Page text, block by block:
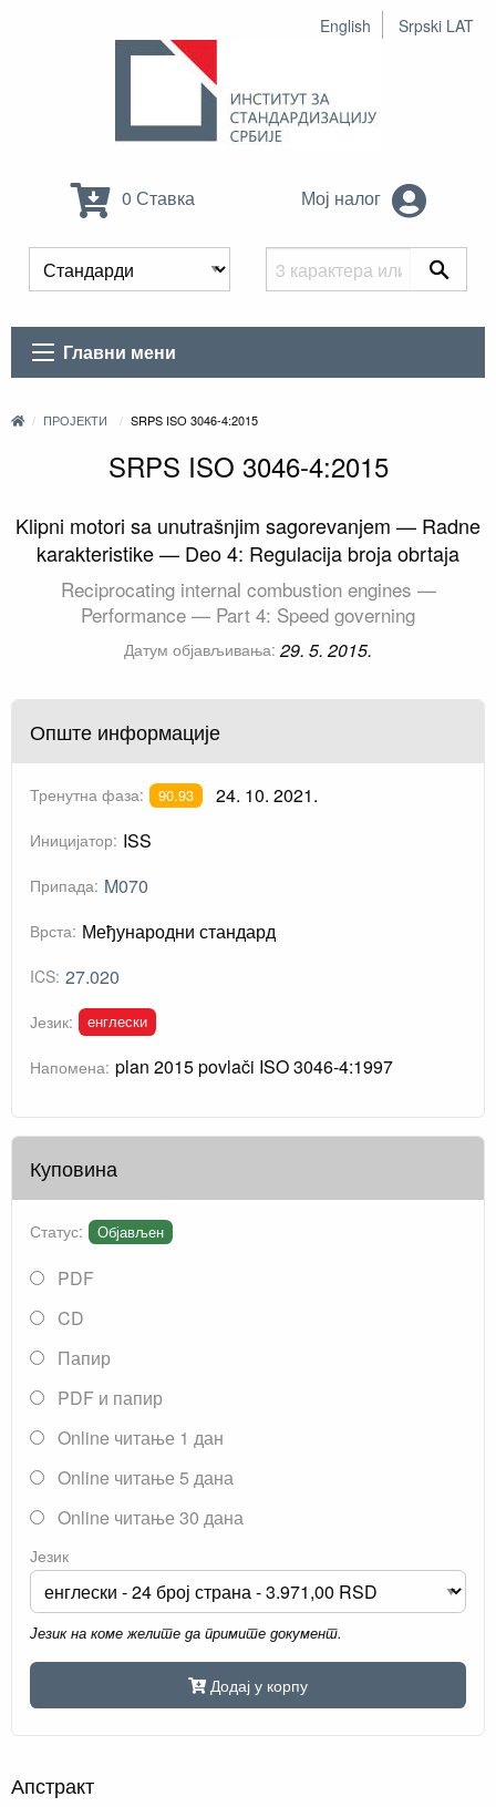
English Srpski LAT
0 Ставка Мој налог
Главни мени
ПРОЈЕКТИ SRPS ISO 3046-4:2015
SRPS ISO 3046-4:2015
Klipni motori sa unutrašnjim sagorevanjem — Radne
karakteristike — Deo 4: Regulacija broja obrtaja
Reciprocating internal combustion engines —
Performance — Part 4: Speed governing
Датум објављивања: 29. 5. 2015.
Опште информације
Тренутна фаза: 90.93 24. 10. 2021.
Иницијатор: ISS
Припада: M070
Врста: Међународни стандард
ICS: 27.020
Језик: енглески
Напомена: plan 2015 povlači ISO 3046-4:1997
Куповина
Статус: Објављен
PDF
CD
Папир
PDF и папир
Online читање 1 дан
Online читање 5 дана
Online читање 30 дана
Језик
Језик на коме желите да примите документ.
Додај у корпу
Апстракт